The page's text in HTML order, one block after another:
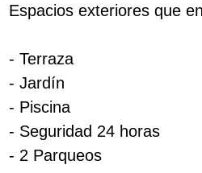
Espacios exteriores que
- Terraza
- Jardín
- Piscina
- Seguridad 24 horas
- 2 Parqueos